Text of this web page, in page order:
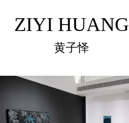
ZIYI HUANG
黄子怿